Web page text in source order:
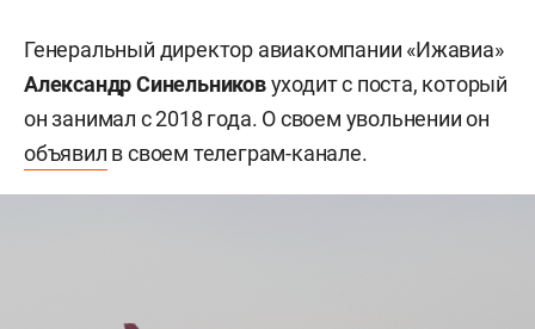
Генеральный директор авиакомпании «Ижавиа»
Александр Синельниковуходит с поста, который
он занимал с 2018 года. О своем увольнении он
объявил в своем телеграм-канале.